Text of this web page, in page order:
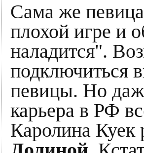
Сама же
плохой игре и
наладится".
подключиться
певицы. Но
карьера в РФ
Каролина Куек